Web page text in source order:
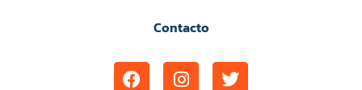
Contacto